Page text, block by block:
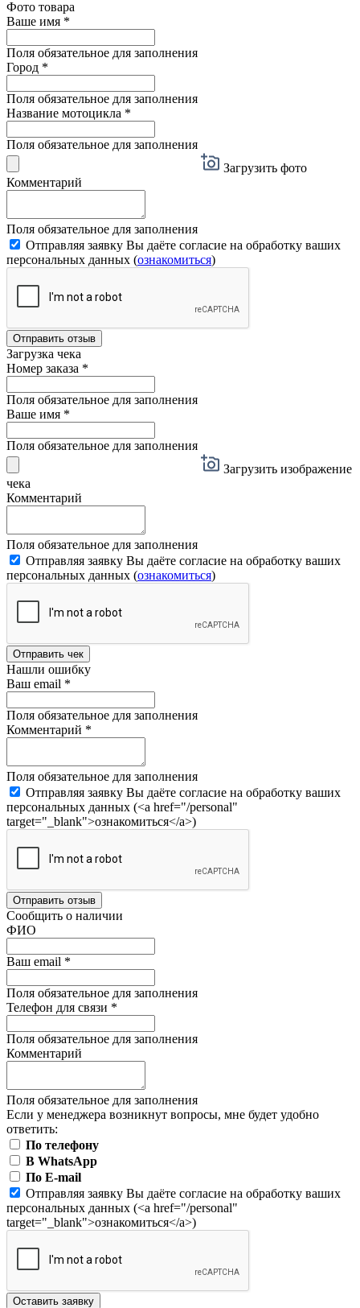
Фото товара
Ваше имя *
Поля обязательное для заполнения
Город *
Поля обязательное для заполнения
Название мотоцикла *
Поля обязательное для заполнения
Загрузить фото
Комментарий
Поля обязательное для заполнения
Отправляя заявку Вы даёте согласие на обработку ваших
персональных данных (ознакомиться)
Отправить отзыв
Загрузка чека
Номер заказа *
Поля обязательное для заполнения
Ваше имя *
Поля обязательное для заполнения
Загрузить изображение
чека
Комментарий
Поля обязательное для заполнения
Отправляя заявку Вы даёте согласие на обработку ваших
персональных данных (ознакомиться)
Отправить чек
Нашли ошибку
Ваш email *
Поля обязательное для заполнения
Комментарий *
Поля обязательное для заполнения
Отправляя заявку Вы даёте согласие на обработку ваших
персональных данных (<a href="/personal"
target="_blank">ознакомиться</a>)
Отправить отзыв
Сообщить о наличии
ФИО
Ваш email *
Поля обязательное для заполнения
Телефон для связи *
Поля обязательное для заполнения
Комментарий
Поля обязательное для заполнения
Если у менеджера возникнут вопросы, мне будет удобно
ответить:
По телефону
В WhatsApp
По E-mail
Отправляя заявку Вы даёте согласие на обработку ваших
персональных данных (<a href="/personal"
target="_blank">ознакомиться</a>)
Оставить заявку